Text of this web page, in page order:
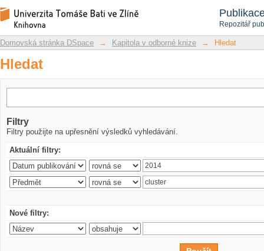
Repozitář
Hledat
Repozitář DSpace/Manakin
Domovská stránka DSpace → Kapitola v odborné knize → Hledat
Hledat
Filtry
Filtry použijte na upřesnění výsledků vyhledávání.
Aktuální filtry:
Nové filtry: